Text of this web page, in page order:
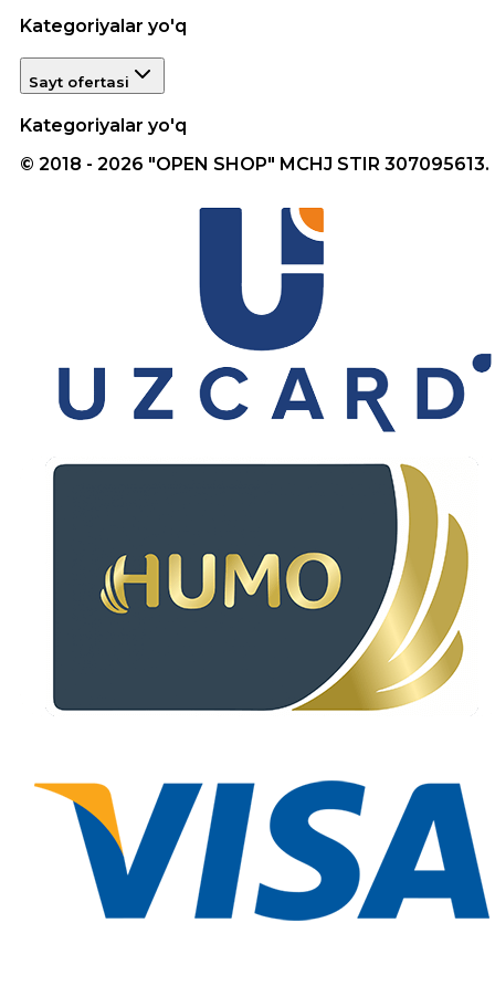
Kategoriyalar yo'q
Sayt ofertasi
Kategoriyalar yo'q
© 2018 - 2026 "OPEN SHOP" MCHJ STIR 307095613.